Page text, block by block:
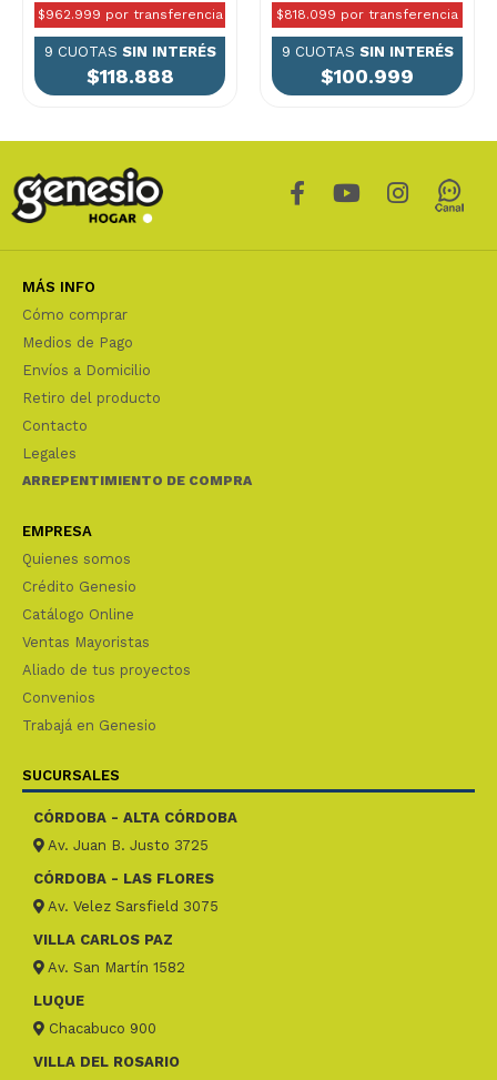
$962.999 por transferencia
9 CUOTAS SIN INTERÉS
$118.888
$818.099 por transferencia
9 CUOTAS SIN INTERÉS
$100.999
MÁS INFO
Cómo comprar
Medios de Pago
Envíos a Domicilio
Retiro del producto
Contacto
Legales
ARREPENTIMIENTO DE COMPRA
EMPRESA
Quienes somos
Crédito Genesio
Catálogo Online
Ventas Mayoristas
Aliado de tus proyectos
Convenios
Trabajá en Genesio
SUCURSALES
CÓRDOBA - ALTA CÓRDOBA
Av. Juan B. Justo 3725
CÓRDOBA - LAS FLORES
Av. Velez Sarsfield 3075
VILLA CARLOS PAZ
Av. San Martín 1582
LUQUE
Chacabuco 900
VILLA DEL ROSARIO